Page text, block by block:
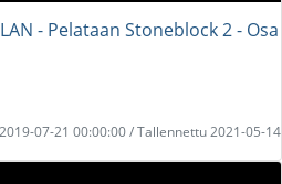
- Pelataan Stoneblock 2 - Osa
07-21 00:00:00 / Tallennettu 2021-05-14